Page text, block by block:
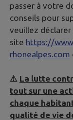
passer à votre
conseils pour
veuillez déclarer
site https://
rhonealpes.com
⚠️ La lutte
tout sur une
chaque
qualité de vie